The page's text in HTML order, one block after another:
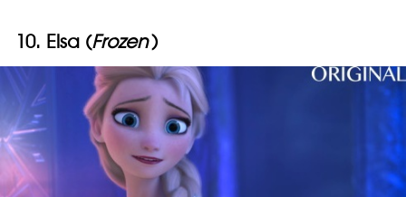
10. Elsa (Frozen)